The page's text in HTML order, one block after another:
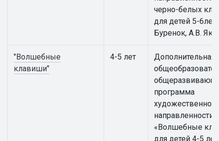
черно-белых
для детей 5-6лет
Буренок, А.В.
"Волшебные
клавиши"
4-5 лет
Дополнительная
программа
художественной
направленности
«Волшебные
для детей 4-5